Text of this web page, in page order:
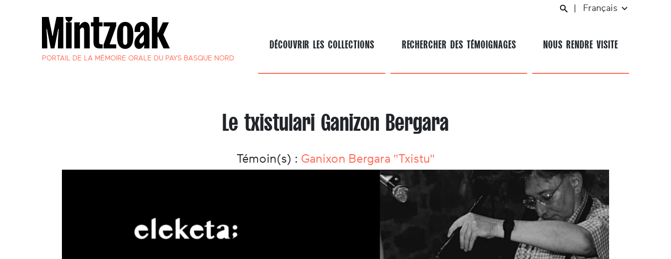
PORTAIL DE LA MÉMOIRE ORALE DU PAYS BASQUE NORD
Français
DÉCOUVRIR LES COLLECTIONS RECHERCHER DES TÉMOIGNAGES NOUS RENDRE VISITE
Le txistulari Ganizon Bergara
Témoin(s) : Ganixon Bergara "Txistu"